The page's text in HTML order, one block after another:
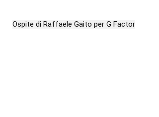
Ospite di Raffaele Gaito per G Factor